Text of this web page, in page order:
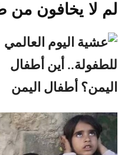
لم لا يخافون من